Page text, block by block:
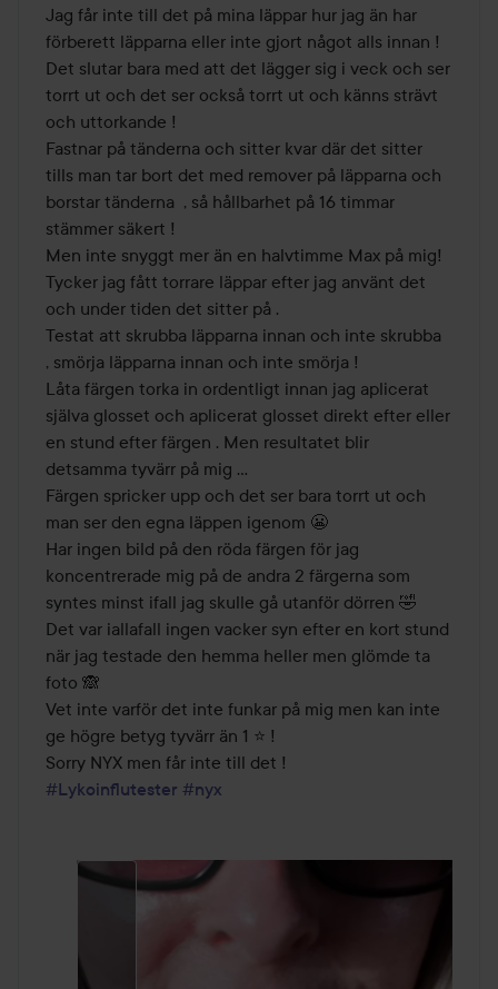
Jag får inte till det på mina läppar hur jag än har
förberett läpparna eller inte gjort något alls innan !
Det slutar bara med att det lägger sig i veck och ser
torrt ut och det ser också torrt ut och känns strävt
och uttorkande !
Fastnar på tänderna och sitter kvar där det sitter
tills man tar bort det med remover på läpparna och
borstar tänderna  , så hållbarhet på 16 timmar
stämmer säkert !
Men inte snyggt mer än en halvtimme Max på mig!
Tycker jag fått torrare läppar efter jag använt det
och under tiden det sitter på .
Testat att skrubba läpparna innan och inte skrubba
, smörja läpparna innan och inte smörja !
Låta färgen torka in ordentligt innan jag aplicerat
själva glosset och aplicerat glosset direkt efter eller
en stund efter färgen . Men resultatet blir
detsamma tyvärr på mig ...
Färgen spricker upp och det ser bara torrt ut och
man ser den egna läppen igenom 😬
Har ingen bild på den röda färgen för jag
koncentrerade mig på de andra 2 färgerna som
syntes minst ifall jag skulle gå utanför dörren 🤣
Det var iallafall ingen vacker syn efter en kort stund
när jag testade den hemma heller men glömde ta
foto 🙈
Vet inte varför det inte funkar på mig men kan inte
ge högre betyg tyvärr än 1 ⭐ !
#Lykoinflutester #nyx